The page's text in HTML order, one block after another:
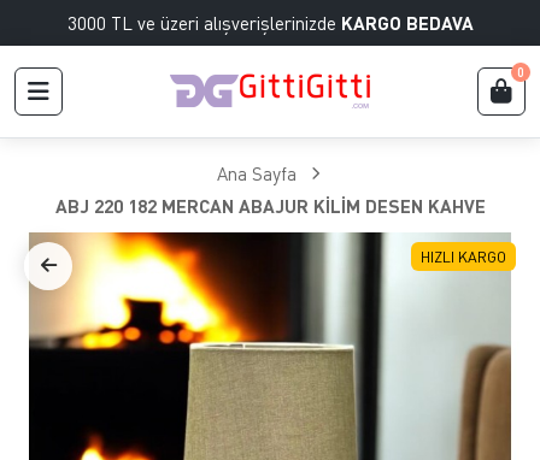
3000 TL ve üzeri alışverişlerinizde KARGO BEDAVA
0
Ana Sayfa
ABJ 220 182 MERCAN ABAJUR KİLİM DESEN KAHVE
HIZLI KARGO